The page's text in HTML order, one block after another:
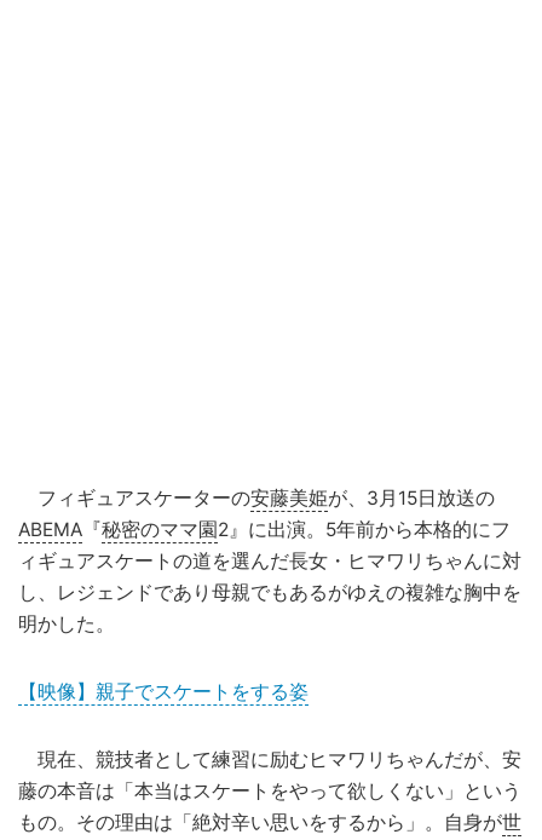
フィギュアスケーターの安藤美姫が、3月15日放送の
ABEMA 『秘密のママ園2』に出演。5年前から本格的にフ
ィギュアスケートの道を選んだ長女・ヒマワリちゃんに対
し、レジェンドであり母親でもあるがゆえの複雑な胸中を
明かした。
【映像】親子でスケートをする姿
現在、競技者として練習に励むヒマワリちゃんだが、安
藤の本音は「本当はスケートをやって欲しくない」という
もの。その理由は「絶対辛い思いをするから」。自身が世